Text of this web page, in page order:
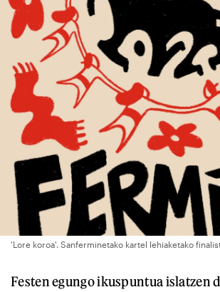
'Lore koroa'. Sanferminetako kartel lehiaketako
Festen egungo ikuspuntua islatzen